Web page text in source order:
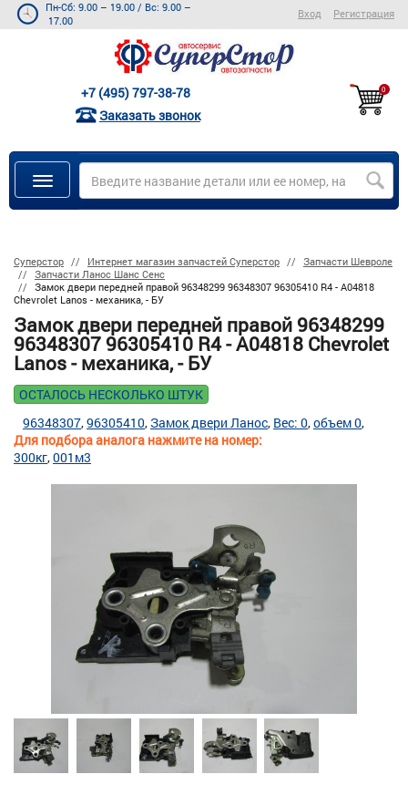
Пн-Сб: 9.00 – 19.00 / Вс: 9.00 –
17.00
Вход Регистрация
+7 (495) 797-38-78
Заказать звонок
0
Суперстор Интернет магазин запчастей Суперстор
Запчасти Шевроле
Запчасти Ланос Шанс Сенс
Замок двери передней правой 96348299 96348307 96305410 R4 - A04818
Chevrolet Lanos - механика, - БУ
Замок двери передней правой 96348299
96348307 96305410 R4 - A04818 Chevrolet
Lanos - механика, - БУ
ОСТАЛОСЬ НЕСКОЛЬКО ШТУК
Для подбора аналога нажмите на номер:
96348307 96305410 Замок двери Ланос Вес: 0 объем 0
300кг 001м3